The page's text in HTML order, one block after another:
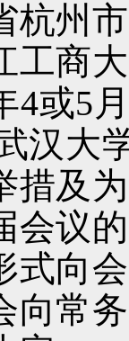
杭州市
工商
4或5
汉大
措及
会议
式向
向常